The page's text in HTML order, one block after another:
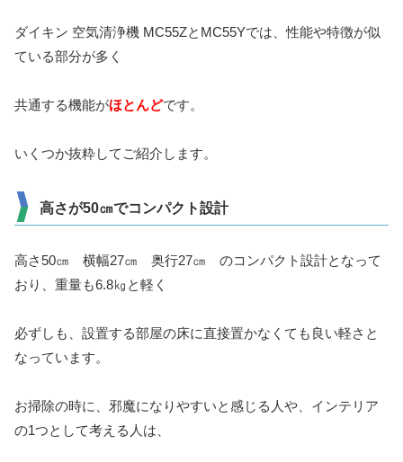
ダイキン 空気清浄機 MC55ZとMC55Yでは、性能や特徴が似
ている部分が多く
共通する機能がほとんどです。
いくつか抜粋してご紹介します。
高さが50㎝でコンパクト設計
高さ50㎝ 横幅27㎝ 奥行27㎝ のコンパクト設計となって
おり、重量も6.8㎏と軽く
必ずしも、設置する部屋の床に直接置かなくても良い軽さと
なっています。
お掃除の時に、邪魔になりやすいと感じる人や、インテリア
の1つとして考える人は、